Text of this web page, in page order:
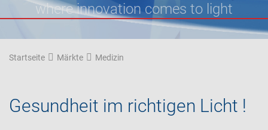
where innovation comes to light
Startseite Märkte Medizin
Gesundheit im richtigen Licht !